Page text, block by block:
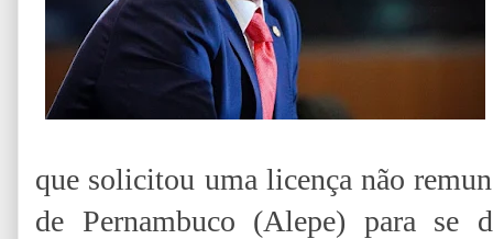
que solicitou uma licença não
de Pernambuco (Alepe) para se